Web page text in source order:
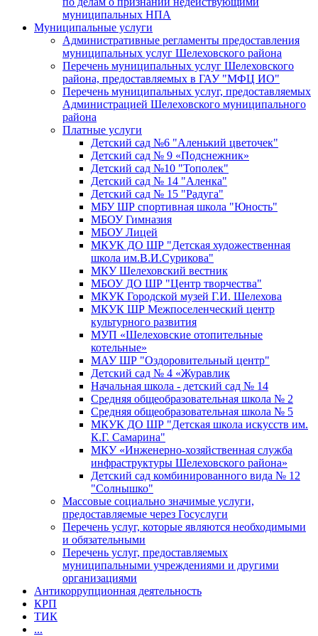
муниципальных НПА
Муниципальные услуги
Административные регламенты предоставления
муниципальных услуг Шелеховского района
Перечень муниципальных услуг Шелеховского
района, предоставляемых в ГАУ "МФЦ ИО"
Перечень муниципальных услуг, предоставляемых
Администрацией Шелеховского муниципального
района
Платные услуги
Детский сад №6 "Аленький цветочек"
Детский сад № 9 «Подснежник»
Детский сад №10 "Тополек"
Детский сад № 14 "Аленка"
Детский сад № 15 "Радуга"
МБУ ШР спортивная школа "Юность"
МБОУ Гимназия
МБОУ Лицей
МКУК ДО ШР "Детская художественная
школа им.В.И.Сурикова"
МКУ Шелеховский вестник
МБОУ ДО ШР "Центр творчества"
МКУК Городской музей Г.И. Шелехова
МКУК ШР Межпоселенческий центр
культурного развития
МУП «Шелеховские отопительные
котельные»
МАУ ШР "Оздоровительный центр"
Детский сад № 4 «Журавлик
Начальная школа - детский сад № 14
Средняя общеобразовательная школа № 2
Средняя общеобразовательная школа № 5
МКУК ДО ШР "Детская школа искусств им.
К.Г. Самарина"
МКУ «Инженерно-хозяйственная служба
инфраструктуры Шелеховского района»
Детский сад комбинированного вида № 12
"Солнышко"
Массовые социально значимые услуги,
предоставляемые через Госуслуги
Перечень услуг, которые являются необходимыми
и обязательными
Перечень услуг, предоставляемых
муниципальными учреждениями и другими
организациями
Антикоррупционная деятельность
КРП
ТИК
...